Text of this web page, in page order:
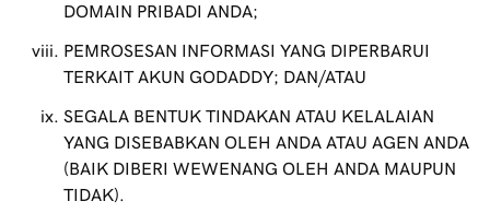
DOMAIN PRIBADI ANDA;
PEMROSESAN INFORMASI YANG DIPERBARUI
TERKAIT AKUN GODADDY; DAN/ATAU
SEGALA BENTUK TINDAKAN ATAU KELALAIAN
YANG DISEBABKAN OLEH ANDA ATAU AGEN ANDA
(BAIK DIBERI WEWENANG OLEH ANDA MAUPUN
TIDAK).